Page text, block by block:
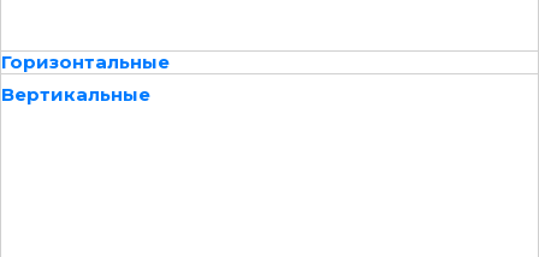
Горизонтальные
Вертикальные